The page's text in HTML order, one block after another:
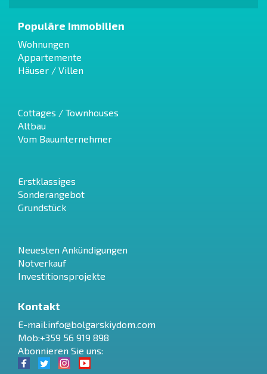
Populäre Immobilien
Wohnungen
Appartemente
Häuser / Villen
Cottages / Townhouses
Altbau
Vom Bauunternehmer
Erstklassiges
Sonderangebot
Grundstück
Neuesten Ankündigungen
Notverkauf
Investitionsprojekte
Kontakt
E-mail:info@bolgarskiydom.com
Mob:+359 56 919 898
Abonnieren Sie uns: